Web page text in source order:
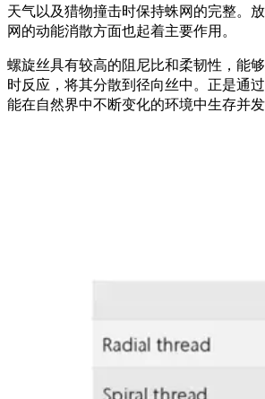
天气以及猎物撞击时保持蛛网的完整。
网的动能消散方面也起着主要作用。
螺旋丝具有较高的阻尼比和柔韧性，能
时反应，将其分散到径向丝中。正是通
能在自然界中不断变化的环境中生存并发